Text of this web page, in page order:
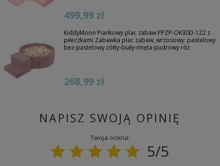
499,99 zł
KiddyMoon Piankowy plac zabaw PPZP-OK30D-122 z
piłeczkami Zabawka plac zabaw, wrzosowy: pastelowy
beż-pastelowy żółty-biały-mięta-pudrowy róż
268,99 zł
NAPISZ SWOJĄ OPINIĘ
Twoja ocena:
5/5